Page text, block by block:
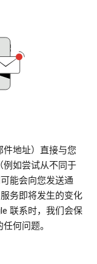
地址）直接与您
例如尝试从不同于
能会向您发送通
务即将发生的变化
联系时，我们会保
何问题。